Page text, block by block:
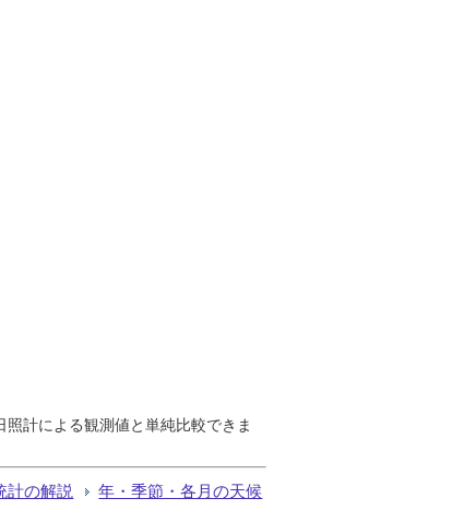
計による観測値と単純比較できま
計の解説 年・季節・各月の天候